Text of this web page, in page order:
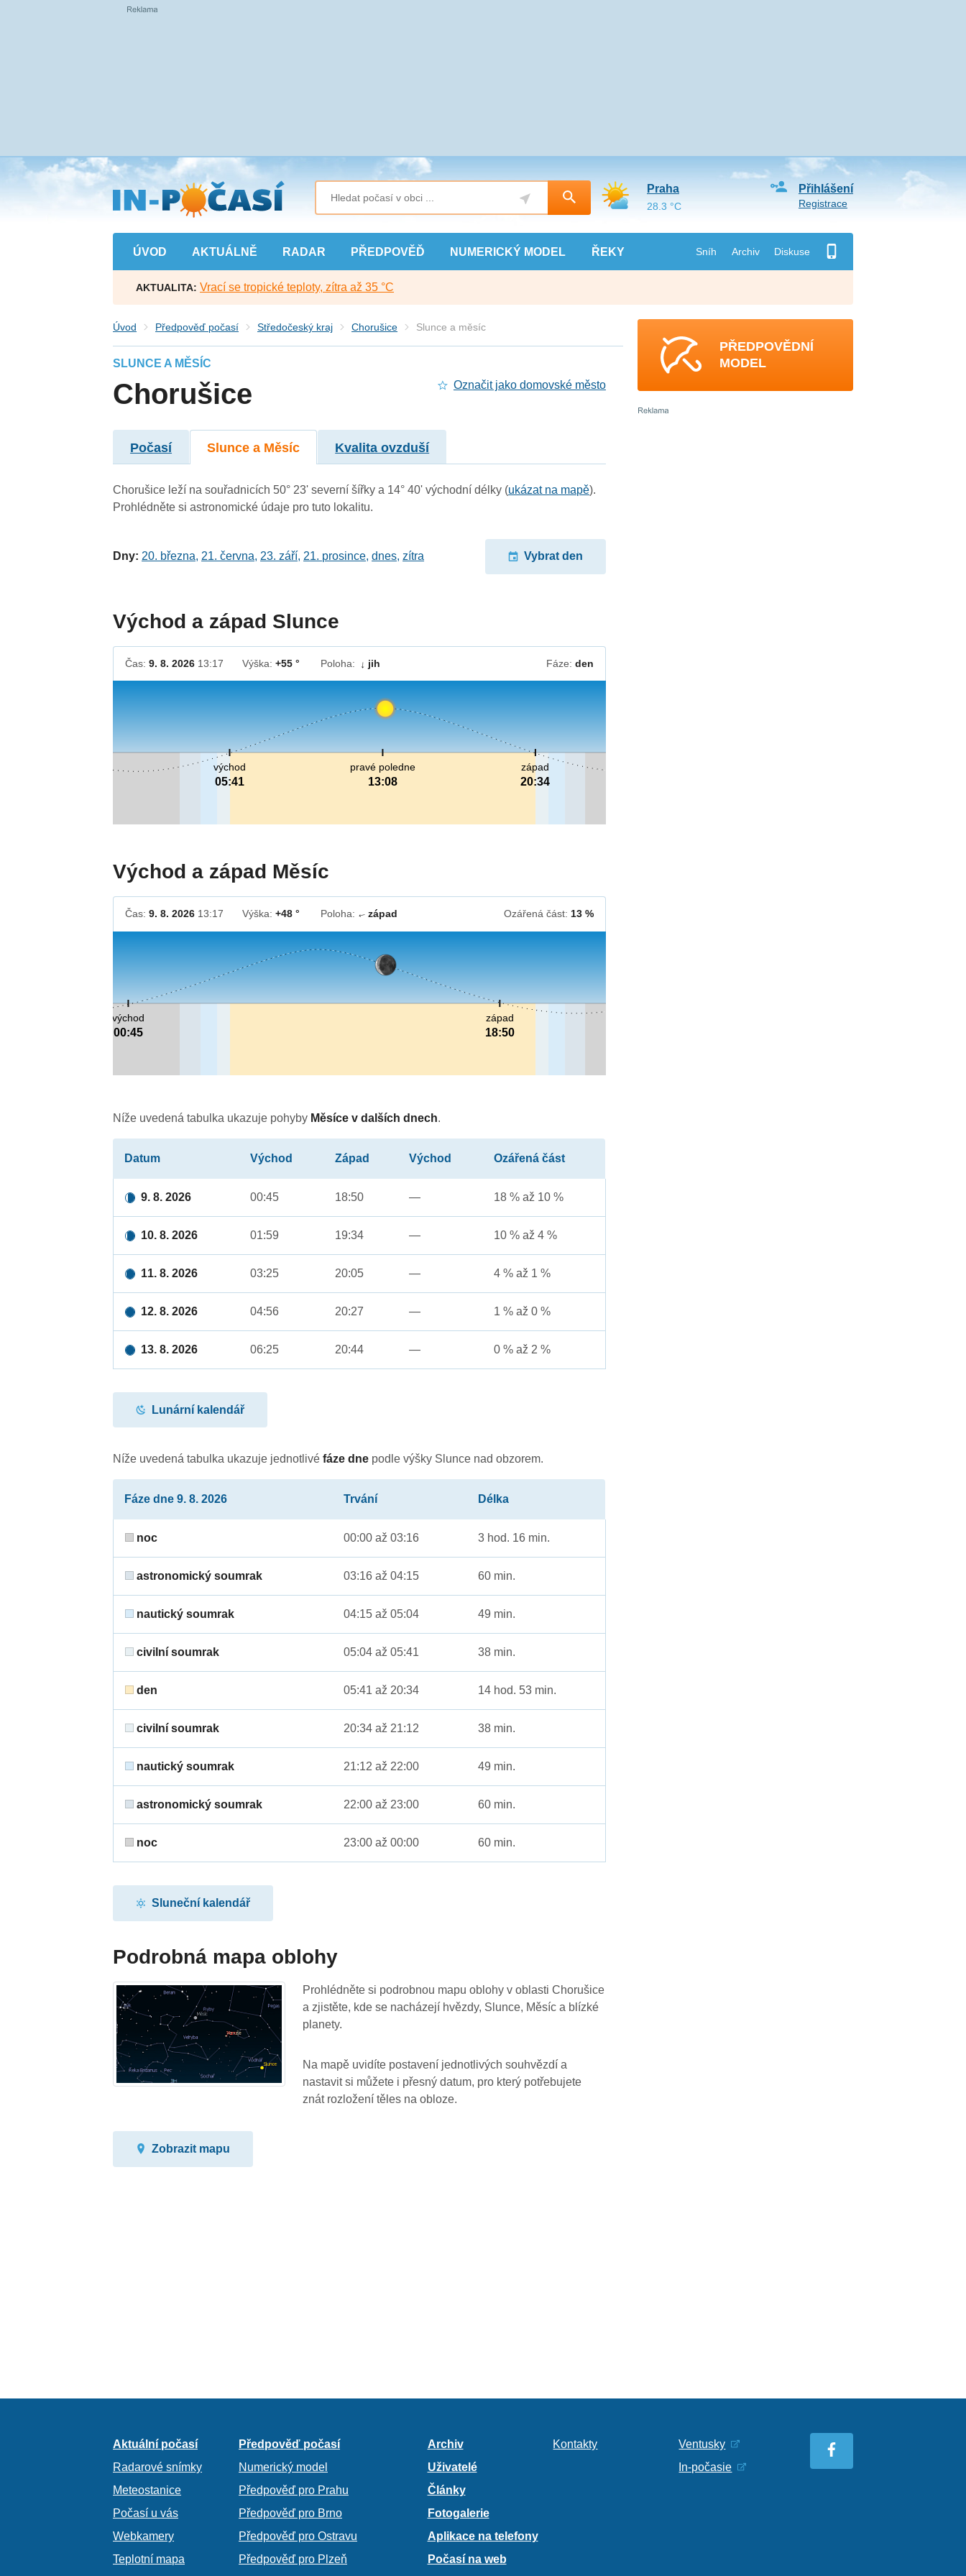
Přejít
na
hlavní
obsah
ÚVOD AKTUÁLNĚ RADAR PŘEDPOVĚĎ NUMERICKÝ MODEL ŘEKY Sníh Archiv Diskuse
Přihlášení
Registrace
Praha
28.3 °C
AKTUALITA: Vrací se tropické teploty, zítra až 35 °C
Úvod Předpověď počasí Středočeský kraj Chorušice Slunce a měsíc
SLUNCE A MĚSÍC
Chorušice Označit jako domovské město
Počasí Slunce a Měsíc Kvalita ovzduší
Chorušice leží na souřadnicích 50° 23' severní šířky a 14° 40' východní délky (ukázat na mapě).
Prohlédněte si astronomické údaje pro tuto lokalitu.
Dny: 20. března, 21. června, 23. září, 21. prosince,dnes,zítra Vybrat den
Východ a západ Slunce
Čas:9. 8. 2026 13:17 Výška:+55 ° Poloha: ↓ jih Fáze: den
pravé poledne
13:08
východ
05:41
západ
20:34
Východ a západ Měsíc
Čas:9. 8. 2026 13:17 Výška:+48 ° Poloha: ↓západ Ozářená část: 13 %
východ
00:45
západ
18:50
Níže uvedená tabulka ukazuje pohyby Měsíce v dalších dnech.
Datum Východ Západ Východ Ozářená část
9. 8. 2026 00:45 18:50 — 18 % až 10 %
10. 8. 2026 01:59 19:34 — 10 % až 4 %
11. 8. 2026 03:25 20:05 — 4 % až 1 %
12. 8. 2026 04:56 20:27 — 1 % až 0 %
13. 8. 2026 06:25 20:44 — 0 % až 2 %
Lunární kalendář
Níže uvedená tabulka ukazuje jednotlivéfáze dne podle výšky Slunce nad obzorem.
Fáze dne 9. 8. 2026 Trvání Délka
noc 00:00 až 03:16 3 hod. 16 min.
astronomický soumrak 03:16 až 04:15 60 min.
nautický soumrak 04:15 až 05:04 49 min.
civilní soumrak 05:04 až 05:41 38 min.
den 05:41 až 20:34 14 hod. 53 min.
civilní soumrak 20:34 až 21:12 38 min.
nautický soumrak 21:12 až 22:00 49 min.
astronomický soumrak 22:00 až 23:00 60 min.
noc 23:00 až 00:00 60 min.
Sluneční kalendář
Podrobná mapa oblohy
Prohlédněte si podrobnou mapu oblohy v oblasti Chorušice
a zjistěte, kde se nacházejí hvězdy, Slunce, Měsíc a blízké
planety.
Na mapě uvidíte postavení jednotlivých souhvězdí a
nastavit si můžete i přesný datum, pro který potřebujete
znát rozložení těles na obloze.
Zobrazit mapu
PŘEDPOVĚDNÍ
MODEL
Aktuální počasí
Radarové snímky
Meteostanice
Počasí u vás
Webkamery
Teplotní mapa
Předpověď počasí
Numerický model
Předpověď pro Prahu
Předpověď pro Brno
Předpověď pro Ostravu
Předpověď pro Plzeň
Archiv
Uživatelé
Články
Fotogalerie
Aplikace na telefony
Počasí na web
Kontakty
Ventusky
In-počasie